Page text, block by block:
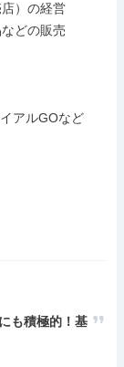
）の経営
どの販売
アルGOなど
も積極的！基